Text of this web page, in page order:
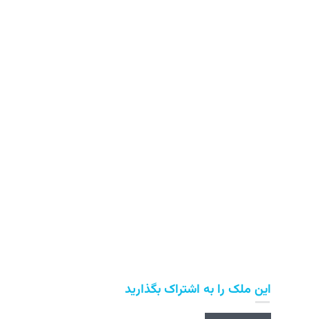
این ملک را به اشتراک بگذارید